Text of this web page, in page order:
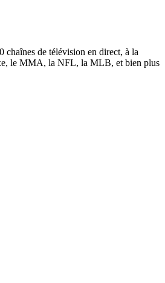
chaînes de télévision en direct, à la
le MMA, la NFL, la MLB, et bien plus